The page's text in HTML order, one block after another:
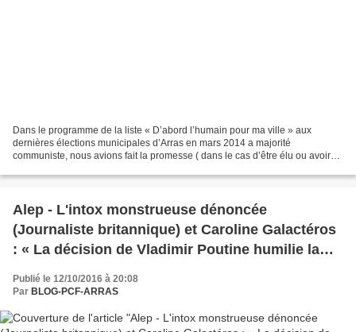
Dans le programme de la liste « D’abord l’humain pour ma ville » aux
dernières élections municipales d’Arras en mars 2014 a majorité
communiste, nous avions fait la promesse ( dans le cas d’être élu ou avoir
Alep - L'intox monstrueuse dénoncée
(Journaliste britannique) et Caroline Galactéros
: « La décision de Vladimir Poutine humilie la
Publié le 12/10/2016 à 20:08
Par BLOG-PCF-ARRAS